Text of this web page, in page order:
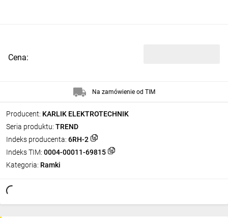
Producent: KARLIK ELEKTROTECHNIK
Seria produktu: TREND
Indeks producenta: 6RH-2
Indeks TIM: 0004-00011-69815
Kategoria: Ramki
Cena:
Na zamówienie od TIM